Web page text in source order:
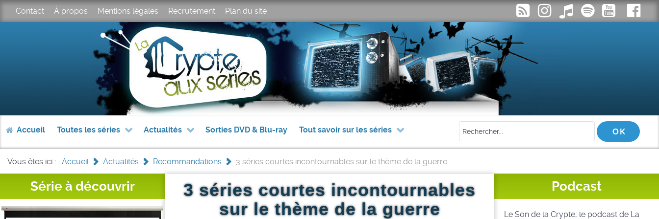
Contact À propos Mentions légales Recrutement Plan du site
Accueil Toutes les séries Actualités Sorties DVD & Blu-ray Tout savoir sur les séries
Vous êtes ici : Accueil > Actualités > Recommandations > 3 séries courtes incontournables sur le thème de la guerre
Série à découvrir
3 séries courtes incontournables
sur le thème de la guerre
Podcast
Le Son de la Crypte, le podcast de La